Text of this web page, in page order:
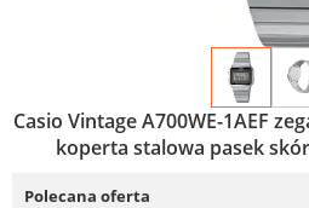
Casio Vintage A700WE-1AEF
koperta stalowa pasek
Polecana oferta